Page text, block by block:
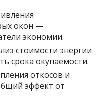
окон —
экономии.
стоимости энергии
срока окупаемости.
откосов и
эффект от